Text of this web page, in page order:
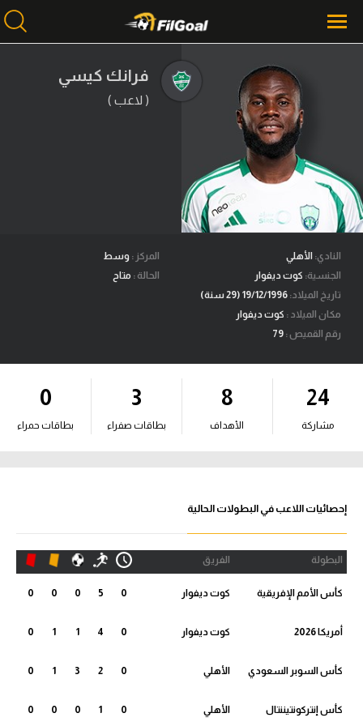
محتوى إخباري
الرئيسية
أخبار
ميركاتو
فانتازي في الجول
مسابقة التوقعات
فيديوهات
آراء حرة
ركن الألعاب
الدوري المصري
الدوري الإنجليزي الممتاز
فرانك كيسي
( لاعب )
النادي: الأهلي
الجنسية: كوت ديفوار
تاريخ الميلاد:
مكان الميلاد : كوت ديفوار
رقم القميص :
المركز : وسط
الحالة : متاح
24
مشاركة
8
الأهداف
3
بطاقات صفراء
0
بطاقات حمراء
إحصائيات اللاعب في البطولات الحالية
البطولة الفريق
كأس الأمم الإفريقية كوت ديفوار 0
5
0
0
0
أمريكا 2026 كوت ديفوار 0
4
1
1
0
كأس السوبر السعودي الأهلي 0
2
3
1
0
كأس إنتركونتيننتال الأهلي 0
1
0
0
0